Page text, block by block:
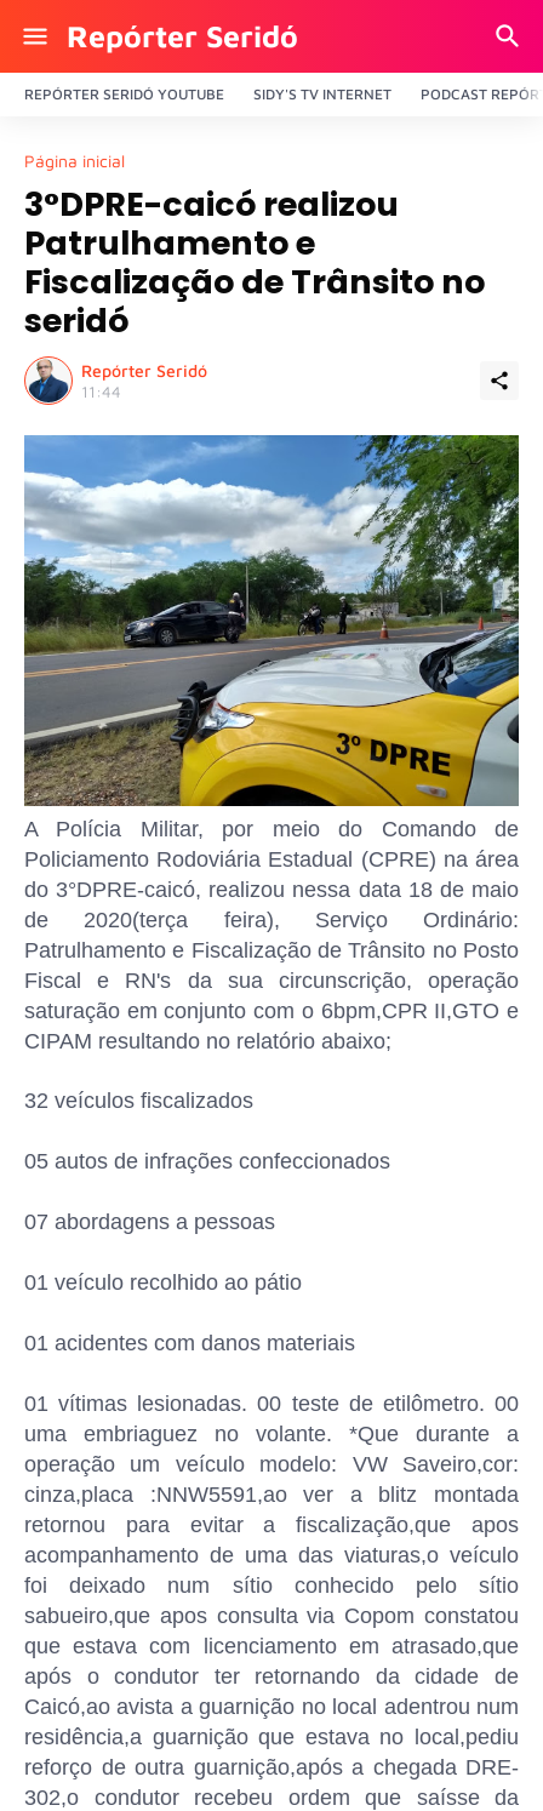
Repórter Seridó
REPÓRTER SERIDÓ YOUTUBE SIDY'S TV INTERNET PODCAST
Página inicial
3°DPRE-caicó realizou
Patrulhamento e
Fiscalização de Trânsito no
seridó
Repórter Seridó
11:44
A Polícia Militar, por meio do Comando de
Policiamento Rodoviária Estadual (CPRE) na área
do 3°DPRE-caicó, realizou nessa data 18 de maio
de 2020(terça feira), Serviço Ordinário:
Patrulhamento e Fiscalização de Trânsito no Posto
Fiscal e RN's da sua circunscrição, operação
saturação em conjunto com o 6bpm,CPR II,GTO e
CIPAM resultando no relatório abaixo;
32 veículos fiscalizados
05 autos de infrações confeccionados
07 abordagens a pessoas
01 veículo recolhido ao pátio
01 acidentes com danos materiais
01 vítimas lesionadas. 00 teste de etilômetro. 00
uma embriaguez no volante. *Que durante a
operação um veículo modelo: VW Saveiro,cor:
cinza,placa :NNW5591,ao ver a blitz montada
retornou para evitar a fiscalização,que apos
acompanhamento de uma das viaturas,o veículo
foi deixado num sítio conhecido pelo sítio
sabueiro,que apos consulta via Copom constatou
que estava com licenciamento em atrasado,que
após o condutor ter retornando da cidade de
Caicó,ao avista a guarnição no local adentrou num
residência,a guarnição que estava no local,pediu
reforço de outra guarnição,após a chegada DRE-
302,o condutor recebeu ordem que saísse da